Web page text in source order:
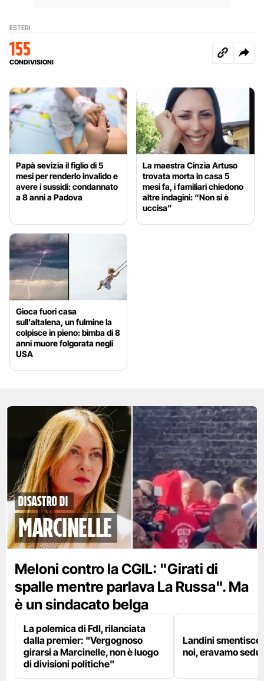
ESTERI
155
CONDIVISIONI
Papà sevizia il figlio di 5
mesi per renderlo invalido e
avere i sussidi: condannato
a 8 anni a Padova
La maestra Cinzia Artuso
trovata morta in casa 5
mesi fa, i familiari chiedono
altre indagini: “Non si è
uccisa”
Gioca fuori casa
sull’altalena, un fulmine la
colpisce in pieno: bimba di 8
anni muore folgorata negli
USA
disastro di
marcinelle
Meloni contro la CGIL: "Girati di
spalle mentre parlava La Russa". Ma
è un sindacato belga
La polemica di FdI, rilanciata
dalla premier: "Vergognoso
girarsi a Marcinelle, non è luogo
di divisioni politiche"
Landini
noi, eravamo